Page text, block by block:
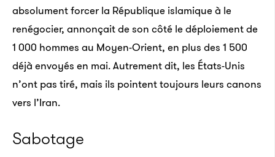
absolument forcer la République islamique à le
renégocier, annonçait de son côté le déploiement de
1 000 hommes au Moyen-Orient, en plus des 1 500
déjà envoyés en mai. Autrement dit, les États-Unis
n’ont pas tiré, mais ils pointent toujours leurs canons
vers l’Iran.
Sabotage